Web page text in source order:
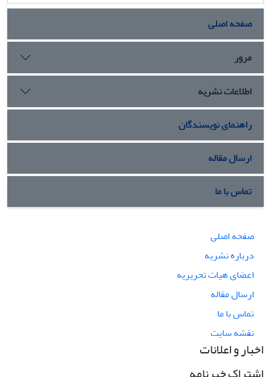
صفحه اصلی
مرور
اطلاعات نشریه
راهنمای نویسندگان
ارسال مقاله
تماس با ما
صفحه اصلی
درباره نشریه
اعضای هیات تحریریه
ارسال مقاله
تماس با ما
نقشه سایت
اخبار و اعلانات